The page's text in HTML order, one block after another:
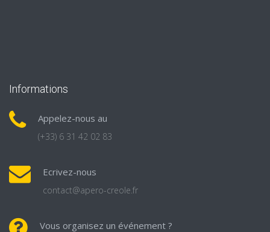
Informations
Appelez-nous au
(+33) 6 31 42 02 83
Ecrivez-nous
contact@apero-creole.fr
Vous organisez un événement ?